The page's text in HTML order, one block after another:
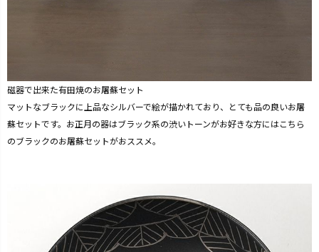
磁器で出来た有田焼のお屠蘇セット
マットなブラックに上品なシルバーで絵が描かれており、とても品の良いお屠
蘇セットです。お正月の器はブラック系の渋いトーンがお好きな方にはこちら
のブラックのお屠蘇セットがおススメ。